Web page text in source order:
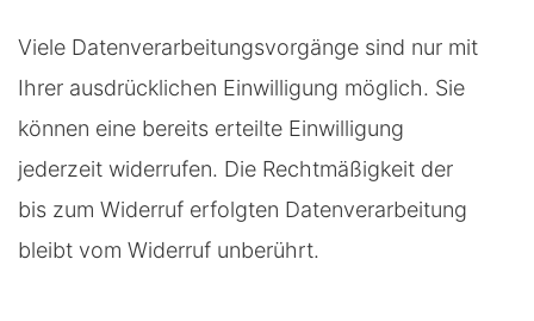
Viele Datenverarbeitungsvorgänge sind nur mit
Ihrer ausdrücklichen Einwilligung möglich. Sie
können eine bereits erteilte Einwilligung
jederzeit widerrufen. Die Rechtmäßigkeit der
bis zum Widerruf erfolgten Datenverarbeitung
bleibt vom Widerruf unberührt.